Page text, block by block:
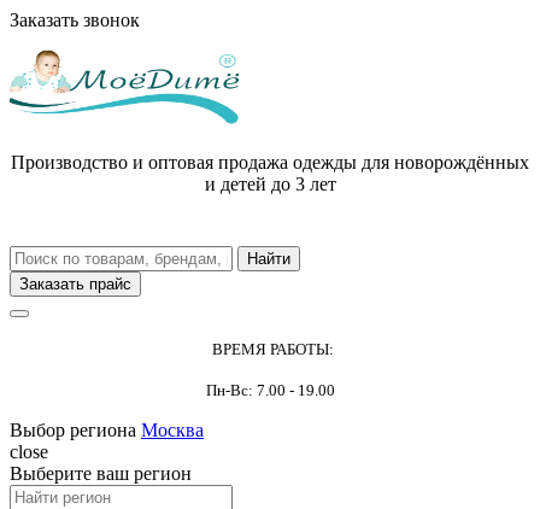
Заказать звонок
Производство и оптовая продажа одежды для новорождённых
и детей до 3 лет
Заказать прайс
ВРЕМЯ РАБОТЫ:
Пн-Вс: 7.00 - 19.00
Выбор региона Москва
close
Выберите ваш регион